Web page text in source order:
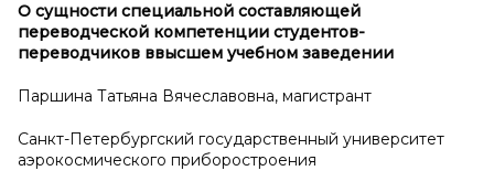
О сущности специальной составляющей
переводческой компетенции студентов-
переводчиков ввысшем учебном заведении
Паршина Татьяна Вячеславовна, магистрант
Санкт-Петербургский государственный университет
аэрокосмического приборостроения